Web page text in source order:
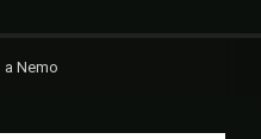
Nemo